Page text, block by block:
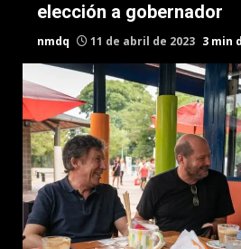
elección a gobernador
nmdq 11 de abril de 2023 3 min